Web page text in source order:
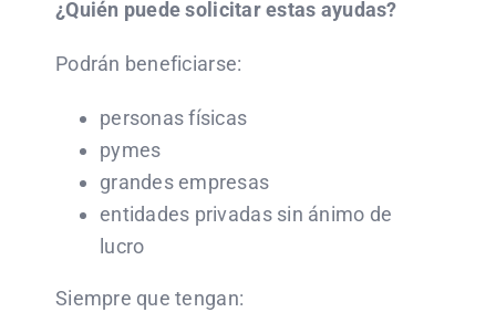
¿Quién puede solicitar estas ayudas?
Podrán beneficiarse:
personas físicas
pymes
grandes empresas
entidades privadas sin ánimo de
lucro
Siempre que tengan: